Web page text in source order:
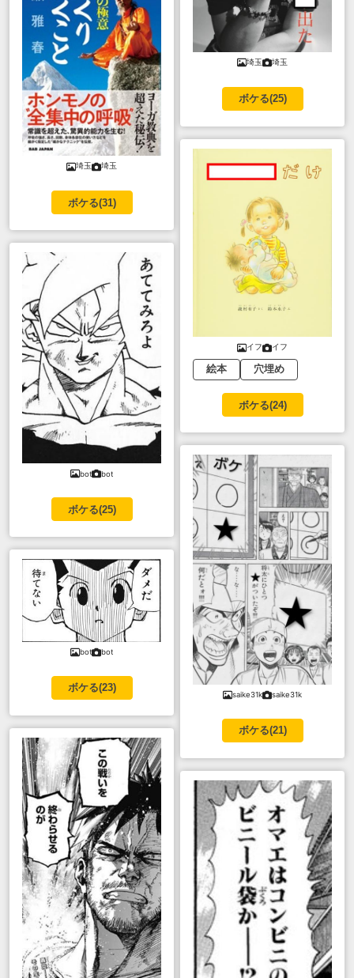
埼玉 埼玉
ボケる(31)
bot bot
ボケる(25)
bot bot
ボケる(23)
埼玉 埼玉
ボケる(25)
イフ イフ
絵本 穴埋め
ボケる(24)
saike31k saike31k
ボケる(21)